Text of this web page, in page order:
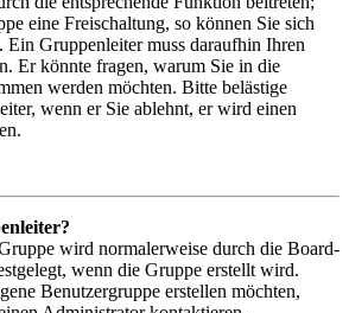
eine Freischaltung, so können Sie sich
Ein Gruppenleiter muss daraufhin Ihren
Er könnte fragen, warum Sie in die
werden möchten. Bitte belästige
wenn er Sie ablehnt, er wird einen
wird normalerweise durch die Board-
wenn die Gruppe erstellt wird.
Benutzergruppe erstellen möchten,